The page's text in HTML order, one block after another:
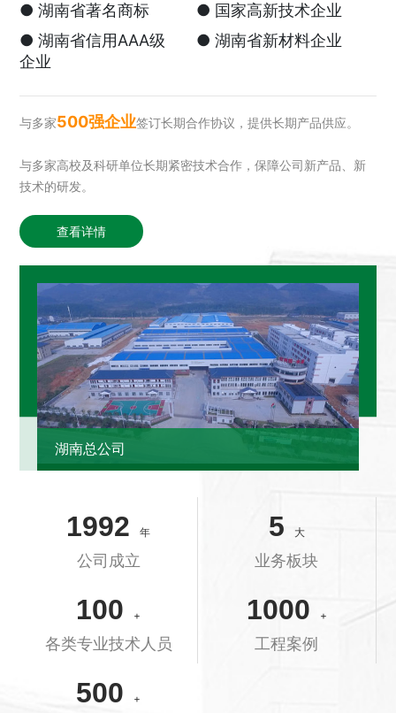
● 湖南省著名商标
● 湖南省信用AAA级
企业
● 国家高新技术企业
● 湖南省新材料企业
与多家500强企业签订长期合作协议，提供长期产品供应。
与多家高校及科研单位长期紧密技术合作，保障公司新产品、新
技术的研发。
查看详情
湖南总公司
1992 年
公司成立
5 大
业务板块
100 +
各类专业技术人员
1000 +
工程案例
500 +